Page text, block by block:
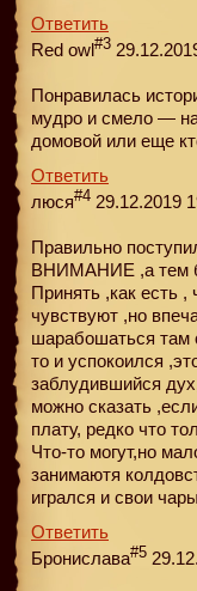
Ответить
Red owl#3
Понравилась
мудро и смело —
домовой или еще
Ответить
люся#4 29.12.2019
Правильно
ВНИМАНИЕ ,а тем
Принять ,как есть ,
чувствуют ,но
шарабошаться там
то и успокоился
заблудившийся
можно сказать
плату, редко что
Что-то могут,но
занимаютя
игрался и свои
Ответить
Бронислава#5